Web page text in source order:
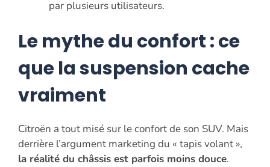
par plusieurs utilisateurs.
Le mythe du confort : ce
que la suspension cache
vraiment
Citroën a tout misé sur le confort de son SUV. Mais
derrière l’argument marketing du « tapis volant »,
la réalité du châssis est parfois moins douce.